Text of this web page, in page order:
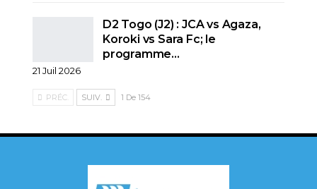
D2 Togo (J2) : JCA vs Agaza,
Koroki vs Sara Fc; le
programme…
21 Juil 2026
PRÉC. SUIV. 1 De 154